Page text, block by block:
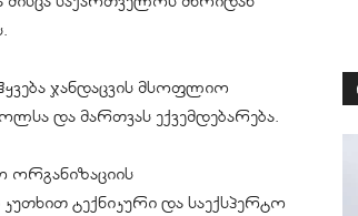
ჯანდაცვის მსოფლიო
და მართვას ექვემდებარება.
ორგანიზაციის
ტექნიკური და საექსპერტო